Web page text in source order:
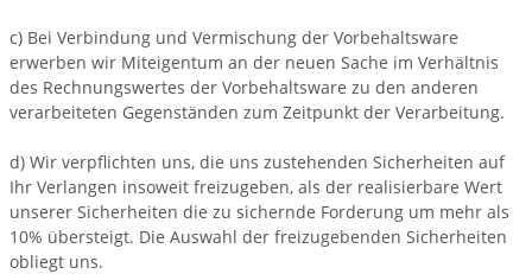
c) Bei Verbindung und Vermischung der Vorbehaltsware
erwerben wir Miteigentum an der neuen Sache im Verhältnis
des Rechnungswertes der Vorbehaltsware zu den anderen
verarbeiteten Gegenständen zum Zeitpunkt der Verarbeitung.
d) Wir verpflichten uns, die uns zustehenden Sicherheiten auf
Ihr Verlangen insoweit freizugeben, als der realisierbare Wert
unserer Sicherheiten die zu sichernde Forderung um mehr als
10% übersteigt. Die Auswahl der freizugebenden Sicherheiten
obliegt uns.